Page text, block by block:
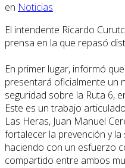
en Noticias
El intendente Ricardo
prensa en la que repasó
En primer lugar, informó
presentará oficialmente un
seguridad sobre la Ruta 6,
Este es un trabajo
Las Heras, Juan Manuel
fortalecer la prevención y
haciendo con un esfuerzo
compartido entre ambos